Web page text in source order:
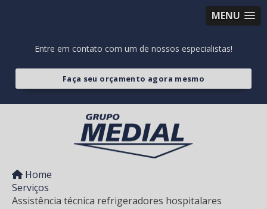
MENU
Entre em contato com um de nossos especialistas!
Faça seu orçamento agora mesmo
Home
Serviços
Assistência técnica refrigeradores hospitalares